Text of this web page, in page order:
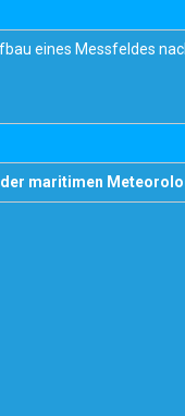
eines Messfeldes
maritimen